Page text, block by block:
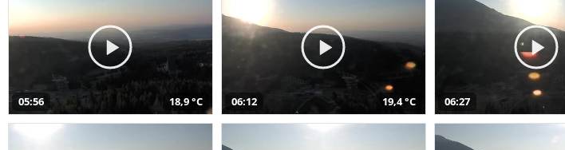
05:56 18,9 °C 06:12 19,4 °C 06:27